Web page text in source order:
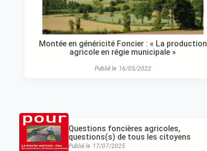
Montée en généricité Foncier : « La production
agricole en régie municipale »
Publié le 16/05/2022
Questions foncières agricoles,
questions(s) de tous les citoyens
Publié le 17/07/2025